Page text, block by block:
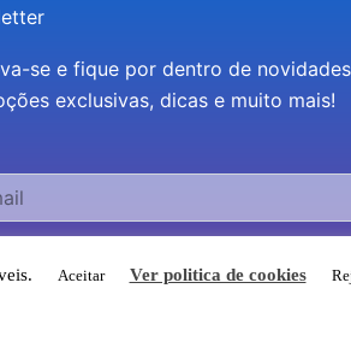
se e fique por dentro de
exclusivas, dicas e muito mais!
com a Política de Privacidade do site.
Aceitar Ver politica de cookies